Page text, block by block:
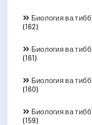
Биология ва
(162)
Биология ва
(161)
Биология ва
(160)
Биология ва
(159)